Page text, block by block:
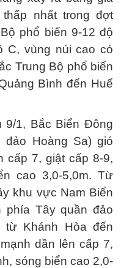
nhất trong đợt
phổ biến 9-12 độ
C, vùng núi cao có
Trung Bộ phổ biến
Bình đến Huế
9/1, Bắc Biển Đông
đảo Hoàng Sa) gió
cấp 7, giật cấp 8-9,
cao 3,0-5,0m. Từ
khu vực Nam Biển
phía Tây quần đảo
từ Khánh Hòa đến
dần lên cấp 7,
sóng biển cao 2,0-